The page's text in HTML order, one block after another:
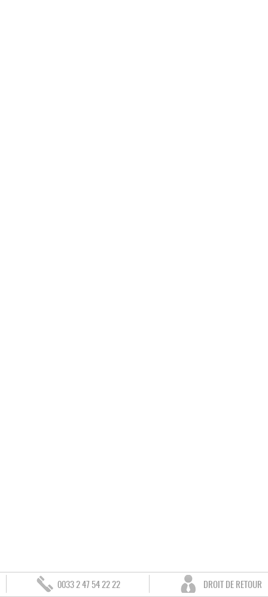
0033 2 47 54 22 22 DROIT DE RETOUR